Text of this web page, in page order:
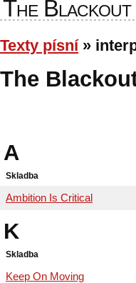
The Blackout
Texty písní»
The
A
Skladba
Ambition Is Critical
K
Skladba
Keep On Moving